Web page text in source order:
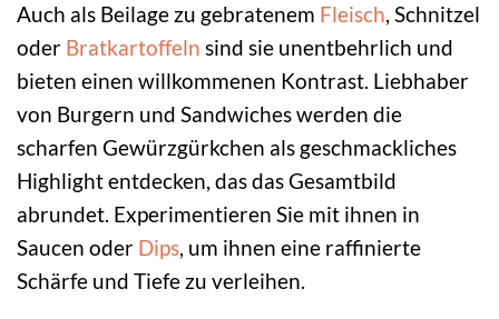
Auch als Beilage zu gebratenem Fleisch, Schnitzel
oder Bratkartoffeln sind sie unentbehrlich und
bieten einen willkommenen Kontrast. Liebhaber
von Burgern und Sandwiches werden die
scharfen Gewürzgürkchen als geschmackliches
Highlight entdecken, das das Gesamtbild
abrundet. Experimentieren Sie mit ihnen in
Saucen oder Dips, um ihnen eine raffinierte
Schärfe und Tiefe zu verleihen.